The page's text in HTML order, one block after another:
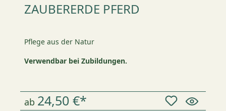
ZAUBERERDE PFERD
Pflege aus der Natur
Verwendbar bei Zubildungen.
ab 24,50 €*